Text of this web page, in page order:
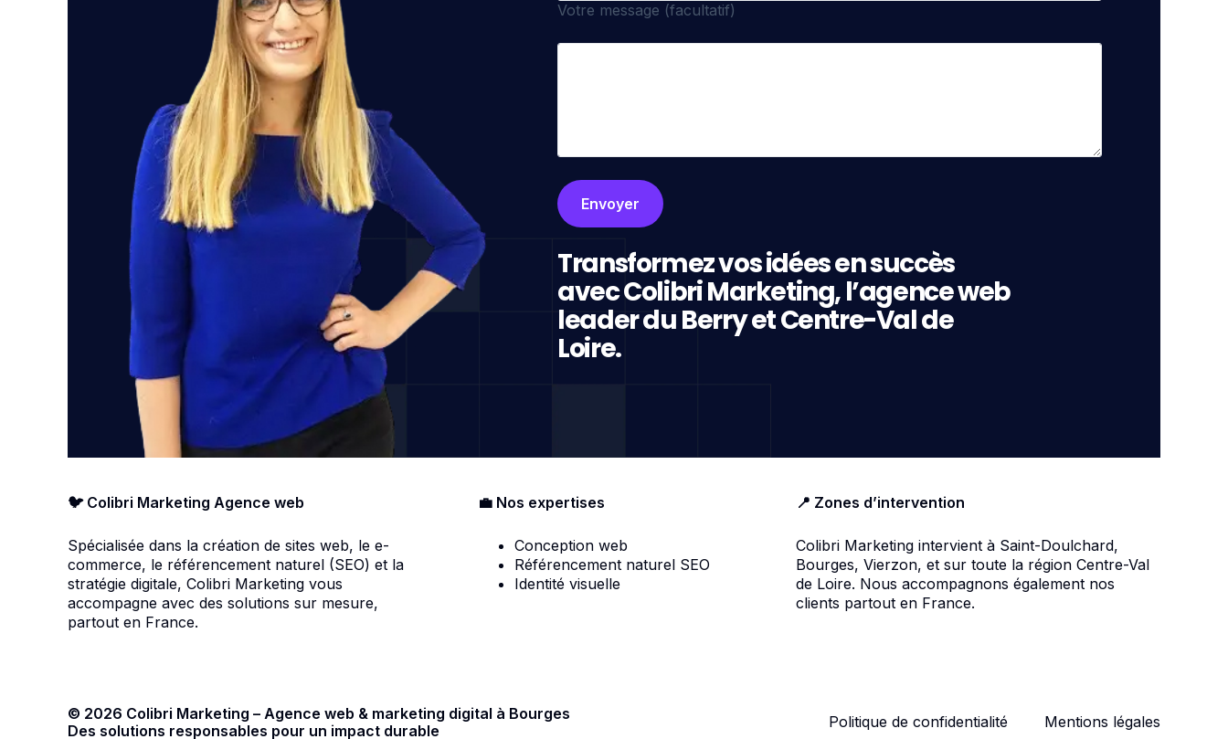
Votre message (facultatif)
Transformez vos idées en succès
avec Colibri Marketing, l’agence web
leader du Berry et Centre-Val de
Loire.
🐦 Colibri Marketing Agence web
Spécialisée dans la création de sites web, le e-
commerce, le référencement naturel (SEO) et la
stratégie digitale, Colibri Marketing vous
accompagne avec des solutions sur mesure,
partout en France.
💼 Nos expertises
Conception web
Référencement naturel SEO
Identité visuelle
📍 Zones d’intervention
Colibri Marketing intervient à Saint-Doulchard,
Bourges, Vierzon, et sur toute la région Centre-Val
de Loire. Nous accompagnons également nos
clients partout en France.
© 2026 Colibri Marketing – Agence web & marketing digital à Bourges
Des solutions responsables pour un impact durable
Politique de confidentialité Mentions légales